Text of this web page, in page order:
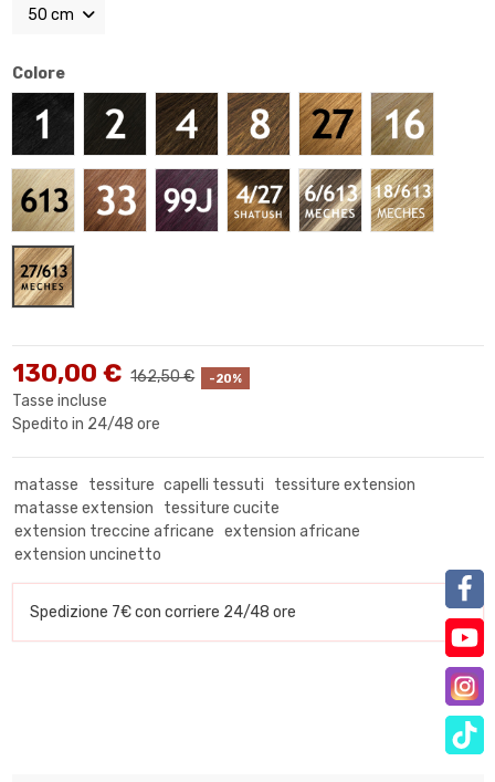
Colore
Nero #1
Castano scuro #2Castano medio #4Castano chiaro #8Biondo dorato #27
Biondo miele
Biondo chiarissimo #613
Castano ramato #33
Rosso ciliegia #99j
Shatush #4/27Colpi di sole #6/613
Colpi di sole
Colpi di sole #27/613
130,00 € 162,50 € -20%
Tasse incluse
Spedito in 24/48 ore
matasse tessiture capelli tessuti
tessiture extension
matasse extension
tessiture cucite
extension treccine africane extension africane
extension uncinetto
Spedizione 7€ con corriere 24/48 ore